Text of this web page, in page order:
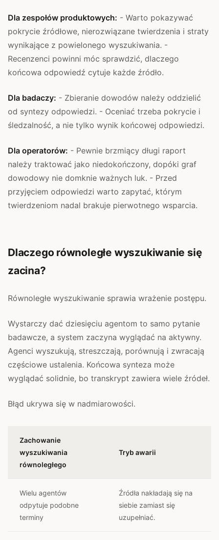
Dla zespołów produktowych: - Warto pokazywać
pokrycie źródłowe, nierozwiązane twierdzenia i straty
wynikające z powielonego wyszukiwania. -
Recenzenci powinni móc sprawdzić, dlaczego
końcowa odpowiedź cytuje każde źródło.
Dla badaczy: - Zbieranie dowodów należy oddzielić
od syntezy odpowiedzi. - Oceniać trzeba pokrycie i
śledzalność, a nie tylko wynik końcowej odpowiedzi.
Dla operatorów: - Pewnie brzmiący długi raport
należy traktować jako niedokończony, dopóki graf
dowodowy nie domknie ważnych luk. - Przed
przyjęciem odpowiedzi warto zapytać, którym
twierdzeniom nadal brakuje pierwotnego wsparcia.
Dlaczego równoległe wyszukiwanie się
zacina?
Równoległe wyszukiwanie sprawia wrażenie postępu.
Wystarczy dać dziesięciu agentom to samo pytanie
badawcze, a system zaczyna wyglądać na aktywny.
Agenci wyszukują, streszczają, porównują i zwracają
częściowe ustalenia. Końcowa synteza może
wyglądać solidnie, bo transkrypt zawiera wiele źródeł.
Błąd ukrywa się w nadmiarowości.
Zachowanie
wyszukiwania
równoległego
Tryb awarii
Wielu agentów
odpytuje podobne
terminy
Źródła nakładają się na
siebie zamiast się
uzupełniać.